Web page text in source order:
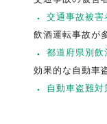
交通事故被害
飲酒運転事故が
都道府県別飲
効果的な自動車
自動車盗難対